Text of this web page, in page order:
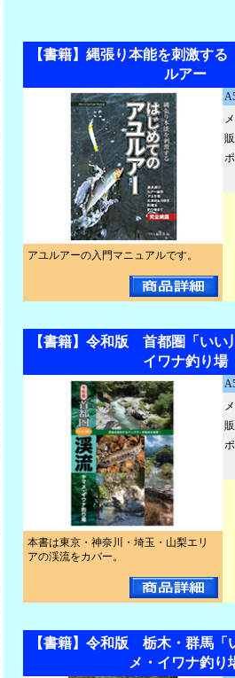
【書籍】縄張り本能を刺激す
ルアー
アユルアーの入門マニュアルです。
【書籍】令和版 首都圏「いい
イワナ釣り場
本書は東京・神奈川・埼玉・山梨エリ
アの渓流をカバー。
【書籍】令和版 栃木・群馬「
メ・イワナ釣り